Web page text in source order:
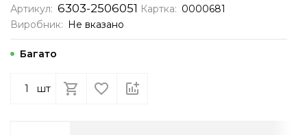
Артикул: 6303-2506051 Картка: 0000681
Виробник: Не вказано
Багато
шт